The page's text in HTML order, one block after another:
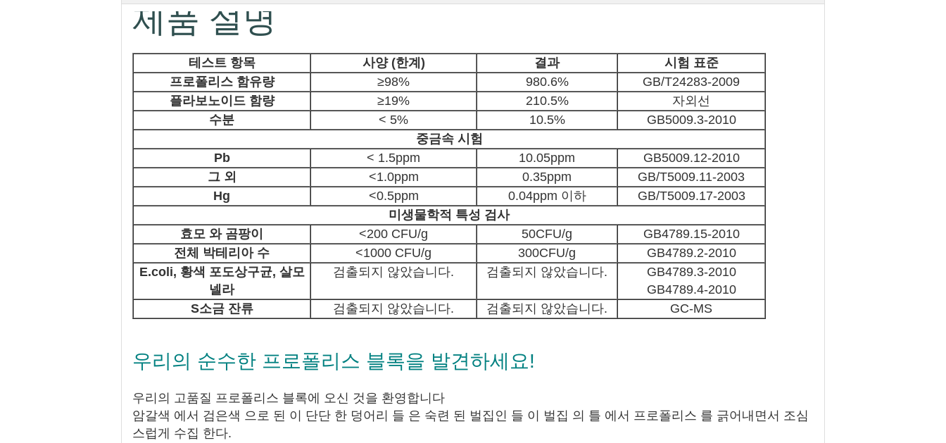
제품 설명
테스트 항목 사양 (한계) 결과
시험 표준
프로폴리스 함유량
≥98% 980.6%
GB/T24283-2009
플라보노이드 함량
≥19% 210.5%
자외선
수분
< 5% 10.5%
GB5009.3-2010
중금속 시험
Pb
< 1.5ppm 10.05ppm
GB5009.12-2010
그 외
<1.0ppm 0.35ppm
GB/T5009.11-2003
Hg
<0.5ppm 0.04ppm 이하
GB/T5009.17-2003
미생물학적 특성 검사
효모 와 곰팡이
<200 CFU/g 50CFU/g
GB4789.15-2010
전체 박테리아 수
<1000 CFU/g 300CFU/g
GB4789.2-2010
E.coli, 황색 포도상구균, 살모
넬라
검출되지 않았습니다. 검출되지 않았습니다.
GB4789.3-2010
GB4789.4-2010
S소금 잔류 검출되지 않았습니다. 검출되지 않았습니다. GC-MS
우리의 순수한 프로폴리스 블록을 발견하세요!
우리의 고품질 프로폴리스 블록에 오신 것을 환영합니다
암갈색 에서 검은색 으로 된 이 단단 한 덩어리 들 은 숙련 된 벌집인 들 이 벌집 의 틀 에서 프로폴리스 를 긁어내면서 조심
스럽게 수집 한다.